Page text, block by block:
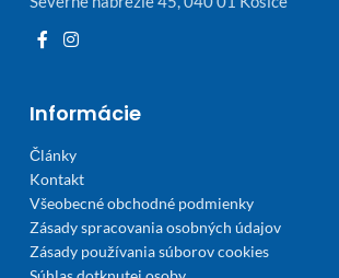
Informácie
Články
Kontakt
Všeobecné obchodné podmienky
Zásady spracovania osobných údajov
Zásady používania súborov cookies